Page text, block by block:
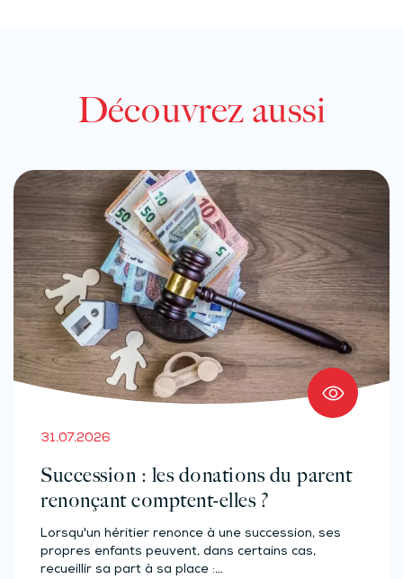
Découvrez aussi
31.07.2026
Succession : les donations du parent
renonçant comptent-elles ?
Lorsqu'un héritier renonce à une succession, ses
propres enfants peuvent, dans certains cas,
recueillir sa part à sa place :…